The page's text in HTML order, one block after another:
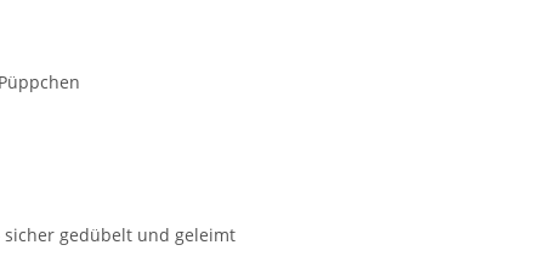
sicher gedübelt und geleimt